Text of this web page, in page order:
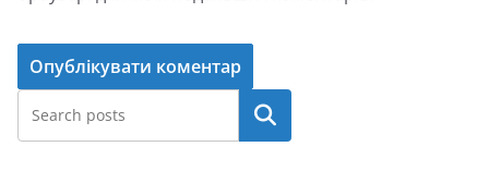
Пошук